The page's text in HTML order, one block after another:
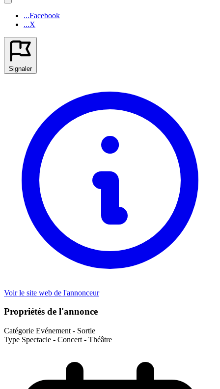
...Facebook
...X
Signaler
Voir le site web de l'annonceur
Propriétés de l'annonce
Catégorie Evénement - Sortie
Type Spectacle - Concert - Théâtre